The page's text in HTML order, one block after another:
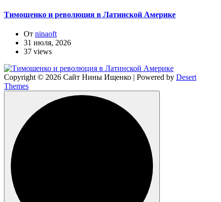
Тимошенко и революция в Латинской Америке
От ninaoft
31 июля, 2026
37 views
Copyright © 2026 Сайт Нины Ищенко | Powered by Desert
Themes